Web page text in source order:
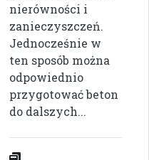
nierówności i
zanieczyszczeń.
Jednocześnie w
ten sposób można
odpowiednio
przygotować beton
do dalszych...